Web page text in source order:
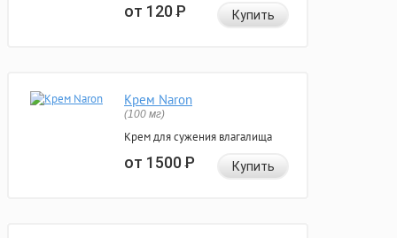
от 120Р Купить
Крем Naron
(100 мг)
Крем для сужения влагалища
от 1500Р Купить